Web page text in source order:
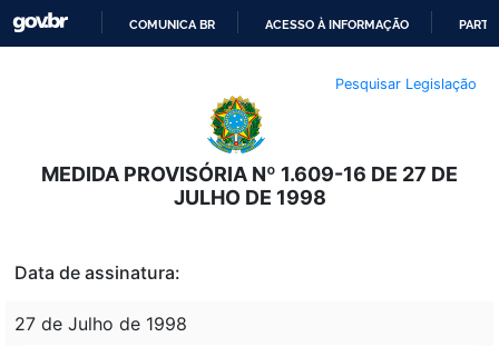
O
CONTEÚDO
COMUNICA BR ACESSO À INFORMAÇÃO
Pesquisar Legislação
MEDIDA PROVISÓRIA Nº 1.609-16 DE 27 DE
JULHO DE 1998
Data de assinatura:
27 de Julho de 1998